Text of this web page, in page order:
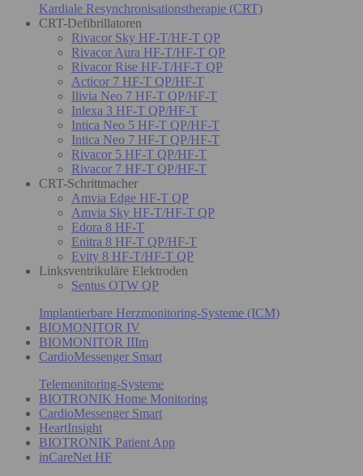
Kardiale Resynchronisationstherapie (CRT)
CRT-Defibrillatoren
Rivacor Sky HF-T/HF-T QP
Rivacor Aura HF-T/HF-T QP
Rivacor Rise HF-T/HF-T QP
Acticor 7 HF-T QP/HF-T
Ilivia Neo 7 HF-T QP/HF-T
Inlexa 3 HF-T QP/HF-T
Intica Neo 5 HF-T QP/HF-T
Intica Neo 7 HF-T QP/HF-T
Rivacor 5 HF-T QP/HF-T
Rivacor 7 HF-T QP/HF-T
CRT-Schrittmacher
Amvia Edge HF-T QP
Amvia Sky HF-T/HF-T QP
Edora 8 HF-T
Enitra 8 HF-T QP/HF-T
Evity 8 HF-T/HF-T QP
Linksventrikuläre Elektroden
Sentus OTW QP
Implantierbare Herzmonitoring-Systeme (ICM)
BIOMONITOR IV
BIOMONITOR IIIm
CardioMessenger Smart
Telemonitoring-Systeme
BIOTRONIK Home Monitoring
CardioMessenger Smart
HeartInsight
BIOTRONIK Patient App
inCareNet HF